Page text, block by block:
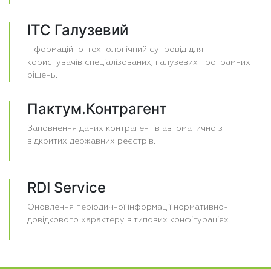
ІТС Галузевий
Інформаційно-технологічний супровід для
користувачів спеціалізованих, галузевих програмних
рішень.
Пактум.Контрагент
Заповнення даних контрагентів автоматично з
відкритих державних реєстрів.
RDI Service
Оновлення періодичної інформації нормативно-
довідкового характеру в типових конфігураціях.